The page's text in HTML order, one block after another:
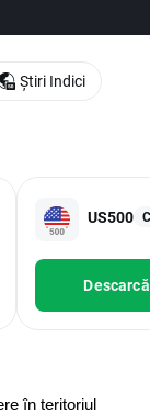
US500
în teritoriul
Știri Indici